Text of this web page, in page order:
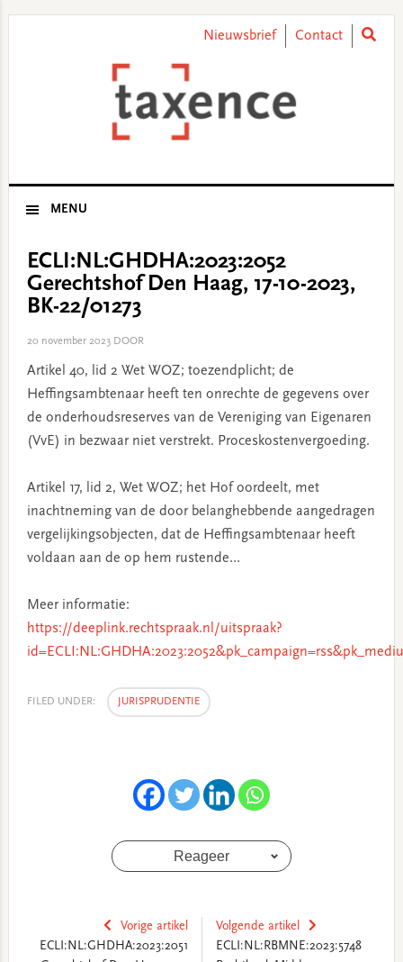
Nieuwsbrief Contact
MENU
ECLI:NL:GHDHA:2023:2052
Gerechtshof Den Haag, 17-10-2023,
BK-22/01273
20 november 2023DOOR
Artikel 40, lid 2 Wet WOZ; toezendplicht; de
Heffingsambtenaar heeft ten onrechte de gegevens over
de onderhoudsreserves van de Vereniging van Eigenaren
(VvE) in bezwaar niet verstrekt. Proceskostenvergoeding.
Artikel 17, lid 2, Wet WOZ; het Hof oordeelt, met
inachtneming van de door belanghebbende aangedragen
vergelijkingsobjecten, dat de Heffingsambtenaar heeft
voldaan aan de op hem rustende…
Meer informatie:
https://deeplink.rechtspraak.nl/uitspraak?
FILED UNDER: JURISPRUDENTIE
Reageer
Vorige artikel
ECLI:NL:GHDHA:2023:2051
Volgende artikel
ECLI:NL:RBMNE:2023:5748